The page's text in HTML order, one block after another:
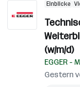
Einblicke
(w/m/d)
EGGER -
Gestern